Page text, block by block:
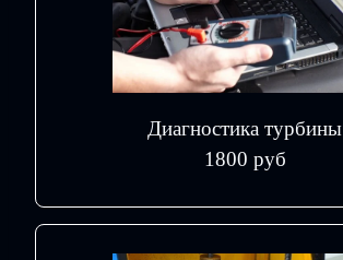
Диагностика турбины
1800 руб